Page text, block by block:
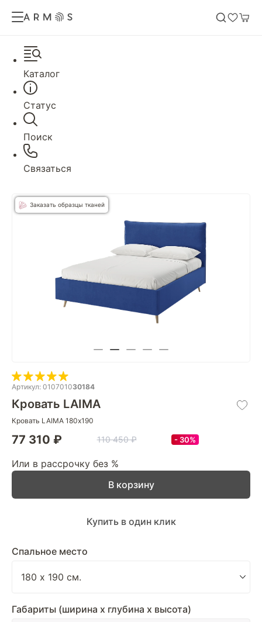
Каталог
Статус
Поиск
Связаться
Заказать образцы тканей
Артикул: 010701030184
Кровать LAIMA
Кровать LAIMA 180х190
77 310 ₽ 110 450 ₽ 30%
Или в рассрочку без %
Спальное место
Габариты (ширина х глубина х высота)
В корзину
Купить в один клик